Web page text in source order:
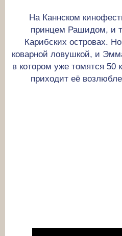
На Каннском
принцем Рашидом, и
Карибских островах.
коварной ловушкой, и
в котором уже томятся
приходит её